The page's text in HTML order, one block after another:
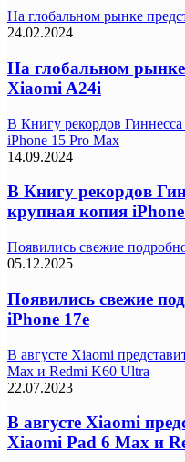
На глобальном рынке
24.02.2024
На глобальном
Xiaomi A24i
В Книгу рекордов Гиннесса
iPhone 15 Pro Max
14.09.2024
В Книгу рекордов
крупная копия
Появились свежие
05.12.2025
Появились свежие
iPhone 17e
В августе Xiaomi
Max и Redmi K60 Ultra
22.07.2023
В августе Xiaomi
Xiaomi Pad 6 Max и